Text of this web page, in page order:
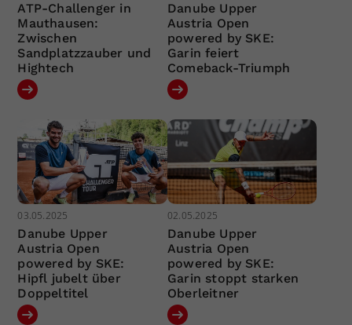
ATP-Challenger in
Mauthausen:
Zwischen
Sandplatzzauber und
Hightech
Danube Upper
Austria Open
powered by SKE:
Garin feiert
Comeback-Triumph
03.05.2025
Danube Upper
Austria Open
powered by SKE:
Hipfl jubelt über
Doppeltitel
02.05.2025
Danube Upper
Austria Open
powered by SKE:
Garin stoppt starken
Oberleitner